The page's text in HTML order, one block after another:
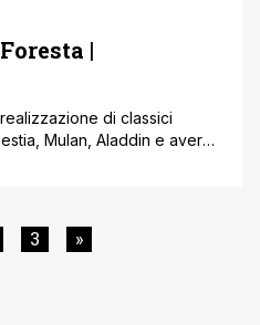
|
di classici
Mulan, Aladdin e aver
un cast che vanta la
3 »